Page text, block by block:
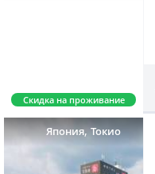
Скидка на проживание
Япония,Токио